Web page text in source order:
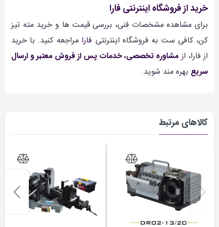
خرید از فروشگاه اینترنتی فارا
برای مشاهده مشخصات فنی، بررسی قیمت ها و خرید مته تیز
کن، کافی ست به فروشگاه اینترنتی فارا مراجعه کنید. با خرید
از فارا، ازمشاوره تخصصی، خدمات پس از فروش معتبر و ارسال
سریع بهره مند شوید.
کالاهای مرتبط